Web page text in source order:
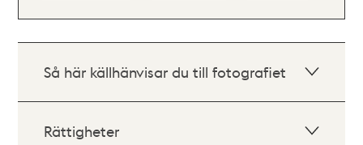
Så här källhänvisar du till fotografiet
Rättigheter